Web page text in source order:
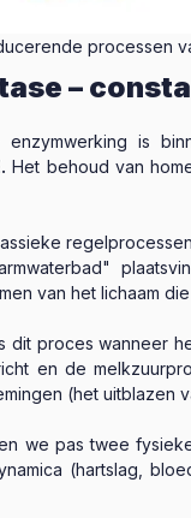
processen
–
enzymwerking is
Het behoud van
van het lichaam
dit proces wanneer
en de
(het uitblazen
we pas twee
(hartslag,